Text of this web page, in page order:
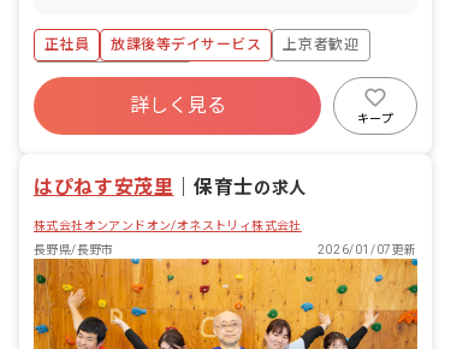
を支援する業務です。 具体的な業務内
容: ・児童療育（運動、学習などの支
援） ・活動記録の入力（児童一人ひとり
の様子をPCへ入力） ・児童の送迎・添
乗（学校やご自宅へのお迎え・お送りを
行います） 送迎範囲:事業所から10km圏
校、浅川小学校、城東小学校、緑が丘小
画・実行 ・一定以上の職位の場合、マネ
正社員 放課後等デイサービス
上京者歓迎
ボーナス・賞与あり
寮・住宅・家賃補助あり
社会保険完備
昇給昇進あり
詳しく見る
キープ
はぴねす安茂里 ｜保育士の求人
株式会社オンアンドオン/オネストリィ株式会社
長野県/長野市
2026/01/07更新